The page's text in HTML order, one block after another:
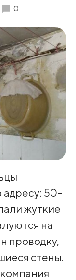
0
адресу: 50-
жуткие
на
проводку,
стены.